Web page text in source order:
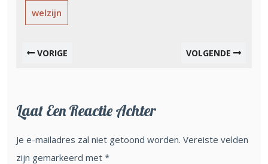
welzijn
VORIGE VOLGENDE
Laat Een Reactie Achter
Je e-mailadres zal niet getoond worden. Vereiste velden
zijn gemarkeerd met *